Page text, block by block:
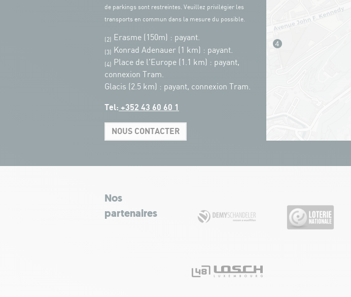
de parkings sont restreintes. Veuillez privilégier les
transports en commun dans la mesure du possible.
(2) Erasme (150m) : payant.
(3) Konrad Adenauer (1 km) : payant.
(4)
Place de l'Europe (1.1 km) : payant,
connexion Tram.
Glacis (2.5 km) : payant, connexion Tram.
Tel: +352 43 60 60 1
NOUS CONTACTER
Nos
partenaires